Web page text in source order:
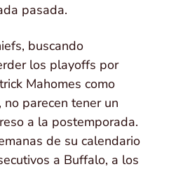
pasada.
buscando
los playoffs por
Mahomes como
parecen tener un
a la postemporada.
de su calendario
a Buffalo, a los